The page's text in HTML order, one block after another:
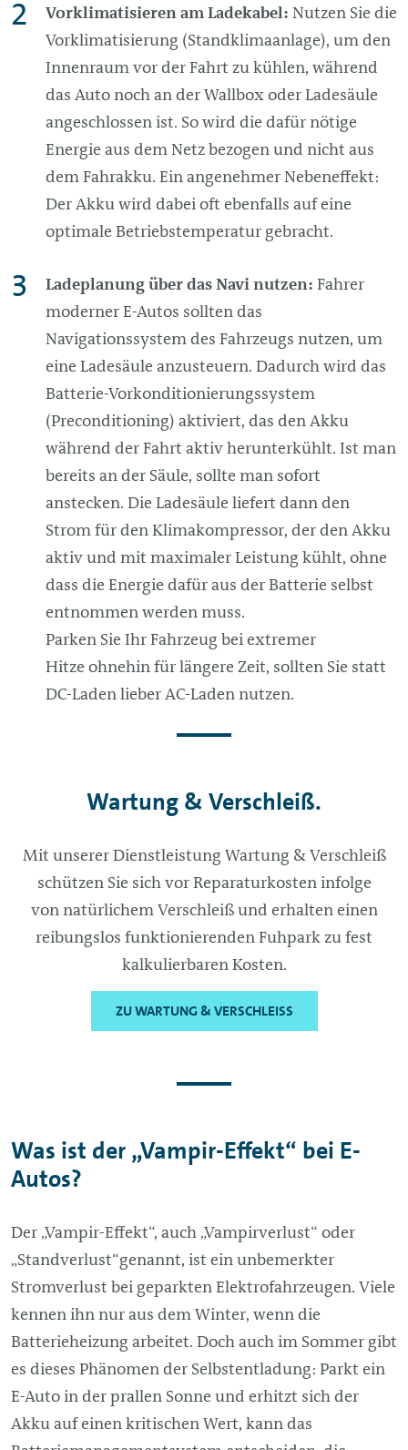
Vorklimatisieren am Ladekabel: Nutzen Sie die
Vorklimatisierung (Standklimaanlage), um den
Innenraum vor der Fahrt zu kühlen, während
das Auto noch an derWallboxoder Ladesäule
angeschlossen ist. So wird die dafür nötige
Energie aus dem Netz bezogen und nicht aus
dem Fahrakku. Ein angenehmer Nebeneffekt:
Der Akku wird dabei oft ebenfalls auf eine
optimale Betriebstemperatur gebracht.
Ladeplanung über das Navi nutzen: Fahrer
moderner E-Autos sollten das
Navigationssystem des Fahrzeugs nutzen, um
eine Ladesäule anzusteuern. Dadurch wird das
Batterie-Vorkonditionierungssystem
(Preconditioning) aktiviert, das den Akku
während der Fahrt aktiv herunterkühlt. Ist man
bereits an der Säule, sollte man sofort
anstecken. Die Ladesäule liefert dann den
Strom für den Klimakompressor, der den Akku
aktiv und mit maximaler Leistung kühlt, ohne
dass die Energie dafür aus der Batterie selbst
entnommen werden muss.
Parken Sie Ihr Fahrzeug bei extremer
Hitze ohnehin für längere Zeit, sollten Sie statt
DC-Laden lieber AC-Laden nutzen.
Wartung & Verschleiß.
Mit unserer Dienstleistung Wartung & Verschleiß
schützen Sie sich vor Reparaturkosten infolge
von natürlichem Verschleiß und erhalten einen
reibungslos funktionierenden Fuhpark zu fest
kalkulierbaren Kosten.​
ZU WARTUNG & VERSCHLEISS
Was ist der „Vampir-Effekt“ bei E-
Autos?
Der „Vampir-Effekt“, auch „Vampirverlust“ oder
„Standverlust“genannt, ist ein unbemerkter
Stromverlust bei geparkten Elektrofahrzeugen. Viele
kennen ihn nur aus dem Winter, wenn die
Batterieheizung arbeitet. Doch auch im Sommer gibt
es dieses Phänomen der Selbstentladung: Parkt ein
E-Auto in der prallen Sonne und erhitzt sich der
Akku auf einen kritischen Wert, kann das